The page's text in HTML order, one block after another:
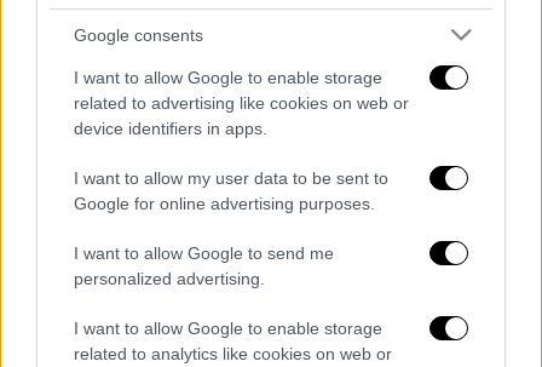
Google consents
I want to allow Google to enable storage
related to advertising like cookies on web or
device identifiers in apps.
I want to allow my user data to be sent to
Google for online advertising purposes.
I want to allow Google to send me
personalized advertising.
I want to allow Google to enable storage
related to analytics like cookies on web or
Εκτέλεση
Πλένετε πολύ καλά τα εντόσθια. Βάζετε
σε μια κατσαρόλα νερό να βράσει με
αλάτι και ζεματίζετε τη συκωταριά. Τη
στραγγίζετε και μόλις κρυώσει λίγο, την
κόβετε σε μικρά κομμάτια με ψαλίδι.
Πλένετε και ψιλοκόβετε τα λαχανικά.
Σε μια κατσαρόλα ζεσταίνετε το
βούτυρο και σοτάρετε τη συκωταριά,